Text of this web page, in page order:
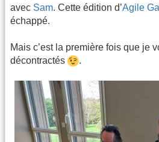
avec Sam. Cette édition d’Agile
échappé.
Mais c’est la première fois que je
décontractés
.